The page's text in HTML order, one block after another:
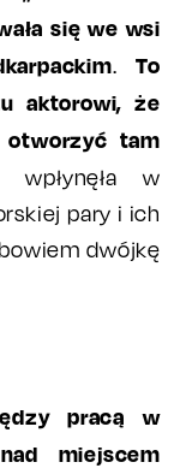
się we wsi
.To
aktorowi, że
otworzyć tam
w
pary i ich
dwójkę
pracą w
miejscem